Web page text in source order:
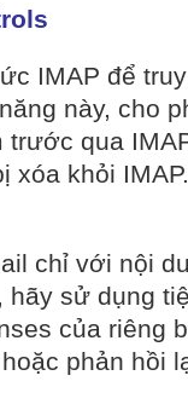
IMAP để
này, cho
qua
xóa khỏi IMAP.
chỉ với nội
sử dụng
của riêng
phản hồi